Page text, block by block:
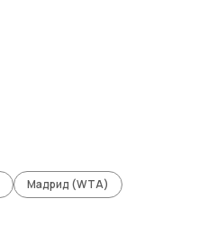
Мадрид (WTA)